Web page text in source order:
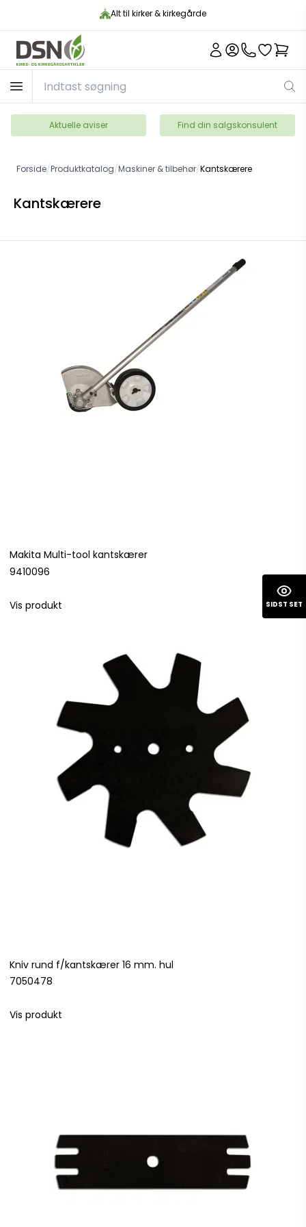
Alt til kirker & kirkegårde
Aktuelle aviser Find din salgskonsulent
Forside/Produktkatalog/Maskiner & tilbehør/Kantskærere
Kantskærere
Makita Multi-tool kantskærer
9410096
Vis produkt
Kniv rund f/kantskærer 16 mm. hul
7050478
Vis produkt
SIDST SET